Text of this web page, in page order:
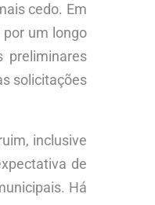
cedo. Em
um longo
preliminares
solicitações
inclusive
de
Há